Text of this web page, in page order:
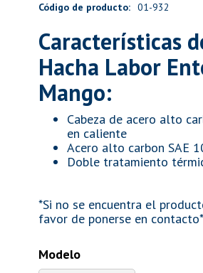
Código de producto: 01-932
Características
Hacha Labor
Mango:
Cabeza de acero alto
en caliente
Acero alto carbon SAE
Doble tratamiento
*Si no se encuentra el
favor de ponerse en contacto*
Modelo